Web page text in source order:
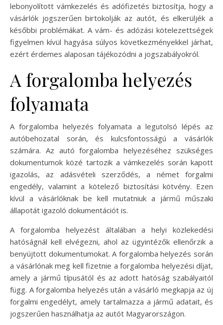
lebonyolított vámkezelés és adófizetés biztosítja, hogy a
vásárlók jogszerűen birtokolják az autót, és elkerüljék a
későbbi problémákat. A vám- és adózási kötelezettségek
figyelmen kívül hagyása súlyos következményekkel járhat,
ezért érdemes alaposan tájékozódni a jogszabályokról.
A forgalomba helyezés
folyamata
A forgalomba helyezés folyamata a legutolsó lépés az
autóbehozatal során, és kulcsfontosságú a vásárlók
számára. Az autó forgalomba helyezéséhez szükséges
dokumentumok közé tartozik a vámkezelés során kapott
igazolás, az adásvételi szerződés, a német forgalmi
engedély, valamint a kötelező biztosítási kötvény. Ezen
kívül a vásárlóknak be kell mutatniuk a jármű műszaki
állapotát igazoló dokumentációt is.
A forgalomba helyezést általában a helyi közlekedési
hatóságnál kell elvégezni, ahol az ügyintézők ellenőrzik a
benyújtott dokumentumokat. A forgalomba helyezés során
a vásárlónak meg kell fizetnie a forgalomba helyezési díjat,
amely a jármű típusától és az adott hatóság szabályaitól
függ. A forgalomba helyezés után a vásárló megkapja az új
forgalmi engedélyt, amely tartalmazza a jármű adatait, és
jogszerűen használhatja az autót Magyarországon.